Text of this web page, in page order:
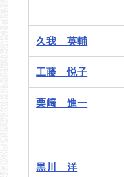
久我 英輔
工藤 悦子
栗﨑 進一
黒川 洋